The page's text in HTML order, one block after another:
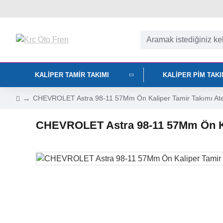
KALIPER TAMIR TAKIMI KALIPER PIM
CHEVROLET Astra 98-11 57Mm Ön Kaliper Tamir Takımı
CHEVROLET Astra 98-11 57Mm Ön